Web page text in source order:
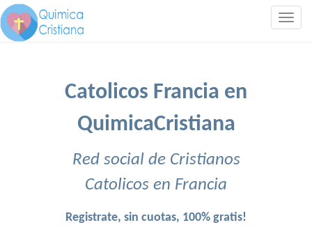
Catolicos Francia en
QuimicaCristiana
Red social de Cristianos
Catolicos en Francia
Registrate, sin cuotas, 100% gratis!